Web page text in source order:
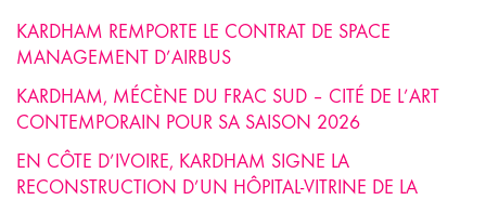
KARDHAM REMPORTE LE CONTRAT DE SPACE
MANAGEMENT D’AIRBUS
KARDHAM, MÉCÈNE DU FRAC SUD – CITÉ DE L’ART
CONTEMPORAIN POUR SA SAISON 2026
EN CÔTE D’IVOIRE, KARDHAM SIGNE LA
RECONSTRUCTION D’UN HÔPITAL-VITRINE DE LA